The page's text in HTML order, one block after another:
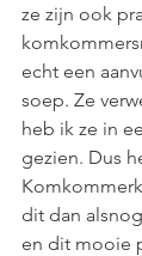
ze zijn ook
echt een
soep. Ze
heb ik ze in
gezien. Dus
dit dan
en dit mooie